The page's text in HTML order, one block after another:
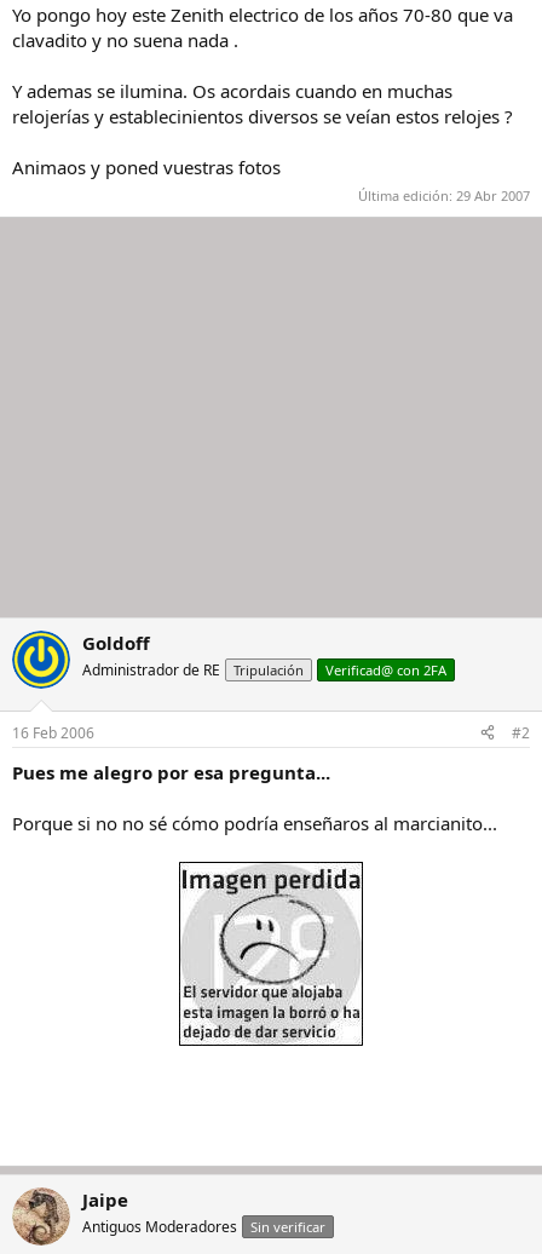
i
l
Yo pongo hoy este Zenith electrico de los años 70-80 que va
clavadito y no suena nada .
Y ademas se ilumina. Os acordais cuando en muchas
relojerías y establecinientos diversos se veían estos relojes ?
Animaos y poned vuestras fotos
Última edición: 29 Abr 2007
Goldoff
Administrador de RE Tripulación Verificad@ con 2FA
16 Feb 2006 #2
Pues me alegro por esa pregunta...
Porque si no no sé cómo podría enseñaros al marcianito...
Jaipe
Antiguos Moderadores Sin verificar